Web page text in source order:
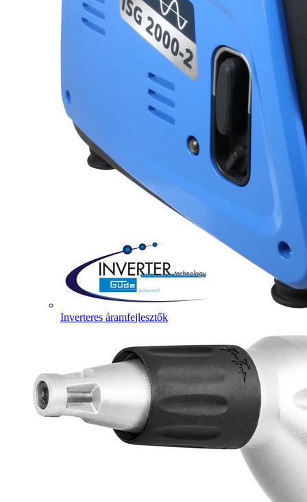
Inverteres áramfejlesztők